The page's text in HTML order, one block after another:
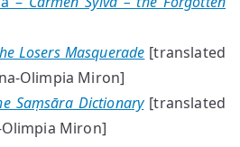
Losers Masquerade [translated
Olimpia Miron]
Saṃsāra Dictionary[translated
Olimpia Miron]